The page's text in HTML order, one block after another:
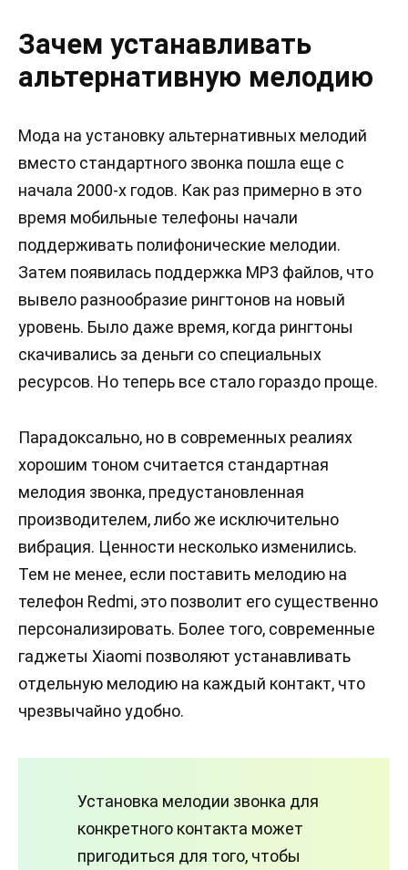
Зачем устанавливать
альтернативную мелодию
Мода на установку альтернативных мелодий
вместо стандартного звонка пошла еще с
начала 2000-х годов. Как раз примерно в это
время мобильные телефоны начали
поддерживать полифонические мелодии.
Затем появилась поддержка MP3 файлов, что
вывело разнообразие рингтонов на новый
уровень. Было даже время, когда рингтоны
скачивались за деньги со специальных
ресурсов. Но теперь все стало гораздо проще.
Парадоксально, но в современных реалиях
хорошим тоном считается стандартная
мелодия звонка, предустановленная
производителем, либо же исключительно
вибрация. Ценности несколько изменились.
Тем не менее, если поставить мелодию на
телефон Redmi, это позволит его существенно
персонализировать. Более того, современные
гаджеты Xiaomi позволяют устанавливать
отдельную мелодию на каждый контакт, что
чрезвычайно удобно.
Установка мелодии звонка для
конкретного контакта может
пригодиться для того, чтобы